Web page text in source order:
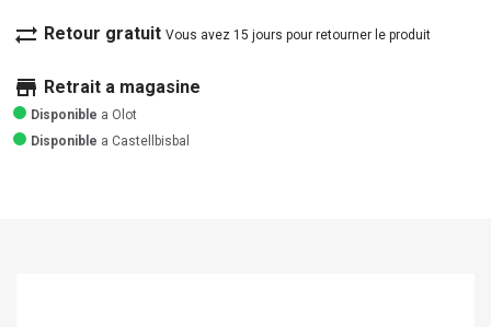
sync_alt Retour gratuit Vous avez 15 jours pour retourner le produit
store Retrait a magasine
Disponible a Olot
Disponible a Castellbisbal